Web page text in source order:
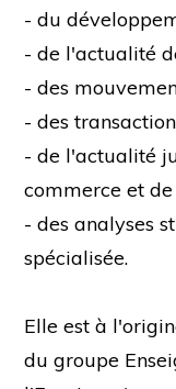
- du
- de l'actualité
- des
- des
- de l'actualité
commerce et
- des analyses
spécialisée.
Elle est à
du groupe